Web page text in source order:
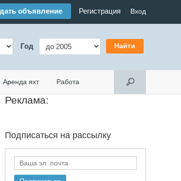
объявление Регистрация Вход
Год
Аренда яхт Работа
Реклама:
Подписаться на рассылку